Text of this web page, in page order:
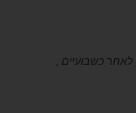
כשבועיים ,